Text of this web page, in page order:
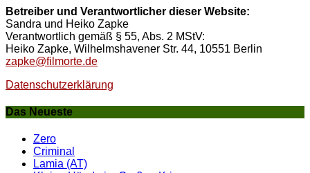
Betreiber und Verantwortlicher dieser Website:
Sandra und Heiko Zapke
Verantwortlich gemäß § 55, Abs. 2 MStV:
Heiko Zapke, Wilhelmshavener Str. 44, 10551 Berlin
zapke@filmorte.de
Datenschutzerklärung
Das Neueste
Zero
Criminal
Lamia (AT)